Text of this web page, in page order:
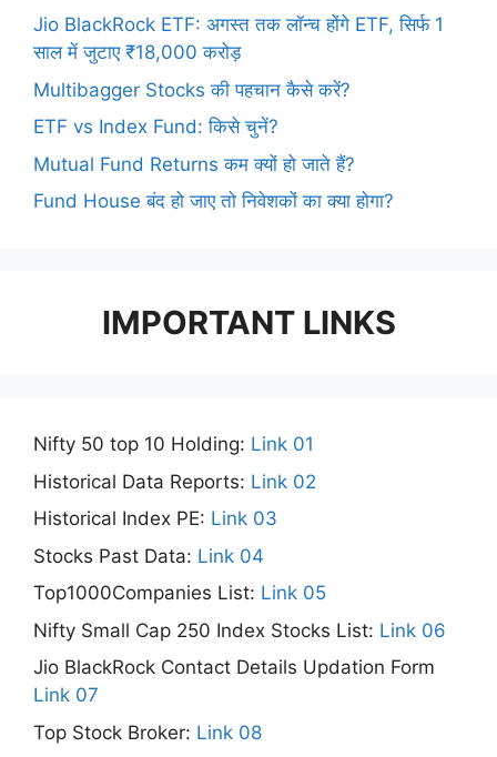
Jio BlackRock ETF: अगस्त तक लॉन्च होंगे ETF, सिर्फ 1
साल में जुटाए ₹18,000 करोड़
Multibagger Stocks की पहचान कैसे करें?
ETF vs Index Fund: किसे चुनें?
Mutual Fund Returns कम क्यों हो जाते हैं?
Fund House बंद हो जाए तो निवेशकों का क्या होगा?
IMPORTANT LINKS
Nifty 50 top 10 Holding: Link 01
Historical Data Reports: Link 02
Historical Index PE: Link 03
Stocks Past Data: Link 04
Top1000Companies List: Link 05
Nifty Small Cap 250 Index Stocks List: Link 06
Jio BlackRock Contact Details Updation Form
Link 07
Top Stock Broker: Link 08